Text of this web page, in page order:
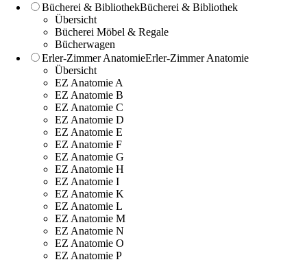
Bücherei & BibliothekBücherei & Bibliothek
Übersicht
Bücherei Möbel & Regale
Bücherwagen
Erler-Zimmer AnatomieErler-Zimmer Anatomie
Übersicht
EZ Anatomie A
EZ Anatomie B
EZ Anatomie C
EZ Anatomie D
EZ Anatomie E
EZ Anatomie F
EZ Anatomie G
EZ Anatomie H
EZ Anatomie I
EZ Anatomie K
EZ Anatomie L
EZ Anatomie M
EZ Anatomie N
EZ Anatomie O
EZ Anatomie P